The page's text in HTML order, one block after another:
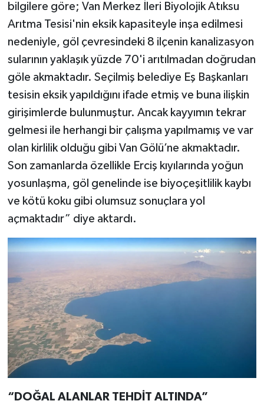
bilgilere göre; Van Merkez İleri Biyolojik Atıksu
Arıtma Tesisi'nin eksik kapasiteyle inşa edilmesi
nedeniyle, göl çevresindeki 8 ilçenin kanalizasyon
sularının yaklaşık yüzde 70'i arıtılmadan doğrudan
göle akmaktadır. Seçilmiş belediye Eş Başkanları
tesisin eksik yapıldığını ifade etmiş ve buna ilişkin
girişimlerde bulunmuştur. Ancak kayyımın tekrar
gelmesi ile herhangi bir çalışma yapılmamış ve var
olan kirlilik olduğu gibi Van Gölü’ne akmaktadır.
Son zamanlarda özellikle Erciş kıyılarında yoğun
yosunlaşma, göl genelinde ise biyoçeşitlilik kaybı
ve kötü koku gibi olumsuz sonuçlara yol
açmaktadır” diye aktardı.
“DOĞAL ALANLAR TEHDİT ALTINDA”